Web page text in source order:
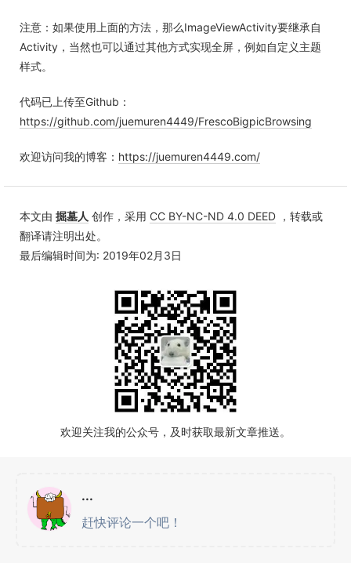
注意：如果使用上面的方法，那么ImageViewActivity要继承自
Activity，当然也可以通过其他方式实现全屏，例如自定义主题
样式。
代码已上传至Github：
https://github.com/juemuren4449/FrescoBigpicBrowsing
欢迎访问我的博客： https://juemuren4449.com/
本文由 掘墓人 创作，采用 CC BY-NC-ND 4.0 DEED ，转载或
翻译请注明出处。
最后编辑时间为: 2019年02月3日
欢迎关注我的公众号，及时获取最新文章推送。